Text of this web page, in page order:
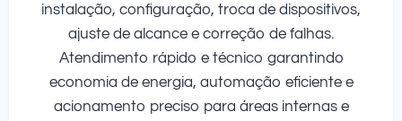
instalação, configuração, troca de dispositivos,
ajuste de alcance e correção de falhas.
Atendimento rápido e técnico garantindo
economia de energia, automação eficiente e
acionamento preciso para áreas internas e